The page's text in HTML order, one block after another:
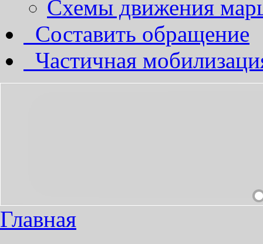
Схемы движения
Составить обращение
Частичная
Главная